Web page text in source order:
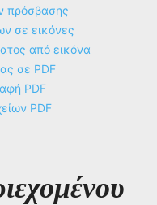
πρόσβασης
σε εικόνες
από εικόνα
σε PDF
PDF
PDF